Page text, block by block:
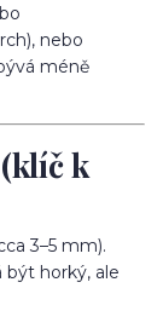
nebo
méně
k
3–5 mm).
horký, ale